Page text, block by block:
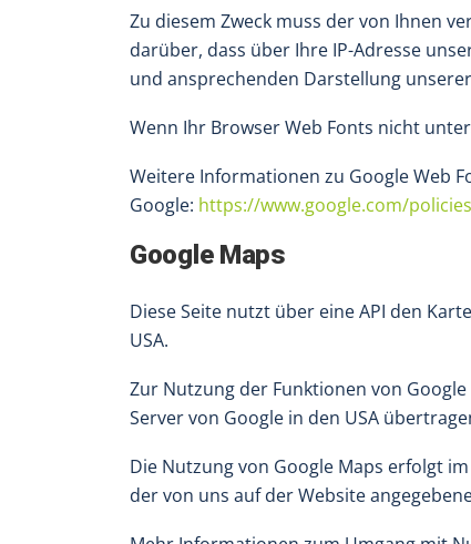
Zu diesem Zweck muss der von Ihnen
darüber, dass über Ihre IP-Adresse
und ansprechenden Darstellung
Wenn Ihr Browser Web Fonts nicht
Weitere Informationen zu Google Web
Google: https://www.google.com/
Google Maps
Diese Seite nutzt über eine API den
USA.
Zur Nutzung der Funktionen von
Server von Google in den USA
Die Nutzung von Google Maps erfolgt
der von uns auf der Website